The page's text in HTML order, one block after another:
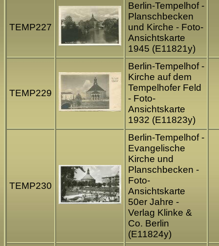
TEMP227
Berlin-Tempelhof -
Planschbecken
und Kirche - Foto-
Ansichtskarte
1945 (E11821y)
TEMP229
Berlin-Tempelhof -
Kirche auf dem
Tempelhofer Feld
- Foto-
Ansichtskarte
1932 (E11823y)
TEMP230
Berlin-Tempelhof -
Evangelische
Kirche und
Planschbecken -
Foto-
Ansichtskarte
50er Jahre -
Verlag Klinke &
Co. Berlin
(E11824y)